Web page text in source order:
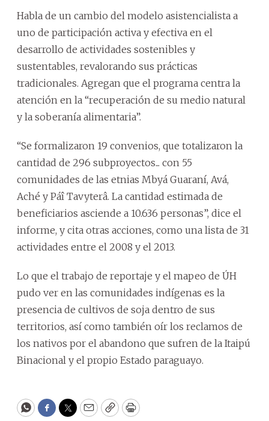
Habla de un cambio del modelo asistencialista a
uno de participación activa y efectiva en el
desarrollo de actividades sostenibles y
sustentables, revalorando sus prácticas
tradicionales. Agregan que el programa centra la
atención en la “recuperación de su medio natural
y la soberanía alimentaria”.
“Se formalizaron 19 convenios, que totalizaron la
cantidad de 296 subproyectos... con 55
comunidades de las etnias Mbyá Guaraní, Avá,
Aché y Páî Tavyterâ. La cantidad estimada de
beneficiarios asciende a 10.636 personas”, dice el
informe, y cita otras acciones, como una lista de 31
actividades entre el 2008 y el 2013.
Lo que el trabajo de reportaje y el mapeo de ÚH
pudo ver en las comunidades indígenas es la
presencia de cultivos de soja dentro de sus
territorios, así como también oír los reclamos de
los nativos por el abandono que sufren de la Itaipú
Binacional y el propio Estado paraguayo.
WhatsApp
Facebook
Twitter
EmailCopyPrint